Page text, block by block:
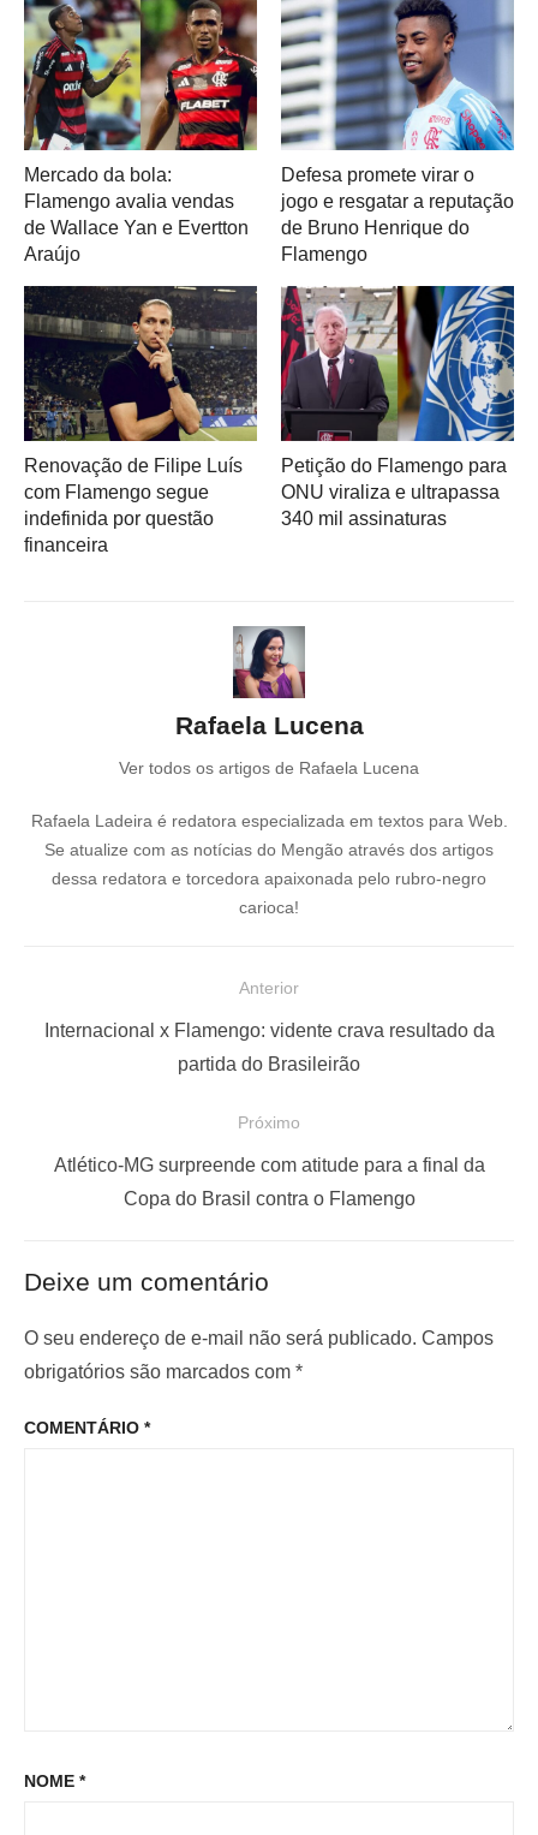
Mercado da bola:
Flamengo avalia vendas
de Wallace Yan e Evertton
Araújo
Defesa promete virar o
jogo e resgatar a reputação
de Bruno Henrique do
Flamengo
Renovação de Filipe Luís
com Flamengo segue
indefinida por questão
financeira
Petição do Flamengo para
ONU viraliza e ultrapassa
340 mil assinaturas
Rafaela Lucena
Ver todos os artigos de Rafaela Lucena
Rafaela Ladeira é redatora especializada em textos para Web.
Se atualize com as notícias do Mengão através dos artigos
dessa redatora e torcedora apaixonada pelo rubro-negro
carioca!
o
e
P
o
Anterior
P
i
o
:
Internacional x Flamengo: vidente crava resultado da
partida do Brasileirão
Próximo
m
o
o
Atlético-MG surpreende com atitude para a final da
Copa do Brasil contra o Flamengo
Deixe um comentário
O seu endereço de e-mail não será publicado. Campos
obrigatórios são marcados com *
COMENTÁRIO *
NOME *